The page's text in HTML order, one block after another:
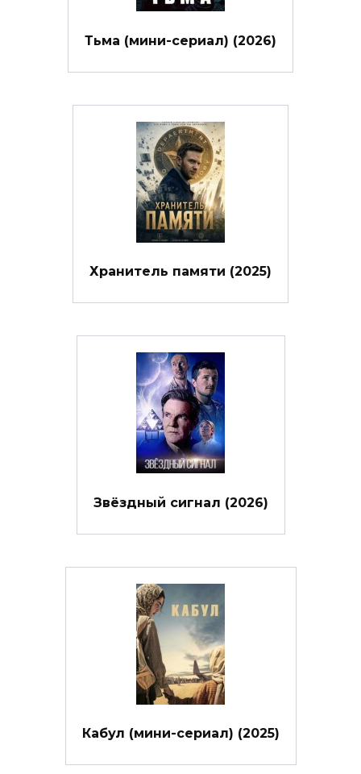
Тьма (мини-сериал) (2026)
Хранитель памяти (2025)
Звёздный сигнал (2026)
Кабул (мини-сериал) (2025)